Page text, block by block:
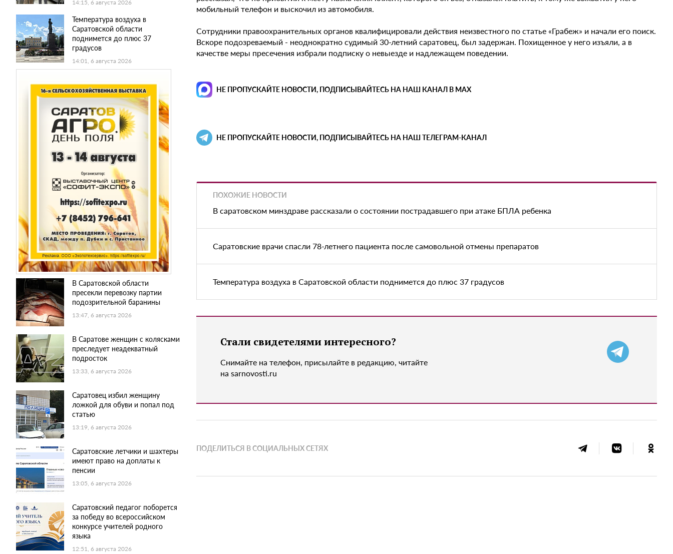
14:15, 6 августа 2026
Температура воздуха в
Саратовской области
поднимется до плюс 37
градусов
14:01, 6 августа 2026
В Саратовской области
пресекли перевозку партии
подозрительной баранины
13:47, 6 августа 2026
В Саратове женщин с колясками
преследует неадекватный
подросток
13:33, 6 августа 2026
Саратовец избил женщину
ложкой для обуви и попал под
статью
13:19, 6 августа 2026
Саратовские летчики и шахтеры
имеют право на доплаты к
пенсии
13:05, 6 августа 2026
Саратовский педагог поборется
за победу во всероссийском
конкурсе учителей родного
языка
12:51, 6 августа 2026
мобильный телефон и выскочил из автомобиля.
Сотрудники правоохранительных органов квалифицировали действия неизвестного по статье «Грабеж» и начали его поиск.
Вскоре подозреваемый - неоднократно судимый 30-летний саратовец, был задержан. Похищенное у него изъяли, а в
качестве меры пресечения избрали подписку о невыезде и надлежащем поведении.
НЕ ПРОПУСКАЙТЕ НОВОСТИ, ПОДПИСЫВАЙТЕСЬ НА НАШ КАНАЛ В MAX
НЕ ПРОПУСКАЙТЕ НОВОСТИ, ПОДПИСЫВАЙТЕСЬ НА НАШ ТЕЛЕГРАМ-КАНАЛ
ПОХОЖИЕ НОВОСТИ
В саратовском минздраве рассказали о состоянии пострадавшего при атаке БПЛА ребенка
Саратовские врачи спасли 78-летнего пациента после самовольной отмены препаратов
Температура воздуха в Саратовской области поднимется до плюс 37 градусов
Стали свидетелями интересного?
Снимайте на телефон, присылайте в редакцию, читайте
на sarnovosti.ru
ПОДЕЛИТЬСЯ В СОЦИАЛЬНЫХ СЕТЯХ